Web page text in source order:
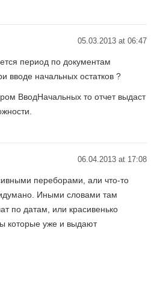
05.03.2013 at 06:47
период по документам
вводе начальных остатков ?
ВводНачальных то отчет выдаст
06.04.2013 at 17:08
переборами, али что-то
Иными словами там
по датам, или красивенько
которые уже и выдают